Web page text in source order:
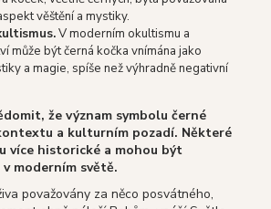
věštění a mystiky.
V moderním okultismu a
může být černá kočka vnímána jako
a magie, spíše než výhradně negativní
že význam symbolu černé
a kulturním pozadí. Některé
více historické a mohou být
moderním světě.
považovány za něco posvátného,